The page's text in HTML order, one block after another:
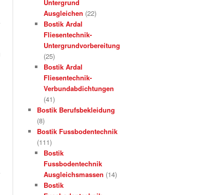
Untergrund
Ausgleichen (22)
Bostik Ardal
Fliesentechnik-
Untergrundvorbereitung
(25)
Bostik Ardal
Fliesentechnik-
Verbundabdichtungen
(41)
Bostik Berufsbekleidung
(8)
Bostik Fussbodentechnik
(111)
Bostik
Fussbodentechnik
Ausgleichsmassen (14)
Bostik